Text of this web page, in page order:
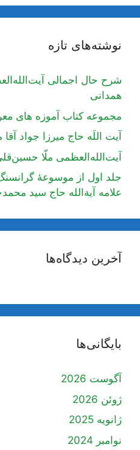
نوشته‌های تازه
شرح حال اجمالی
همدانی
مجموعه کتاب آموزه های
آیت اللَه حاج میرزا جواد
آیت‌الله‌العظمی ملّا
جلد اول از موسوعۀ
علامه آیة‌الله حاج سید
آخرین دیدگاه‌ها
بایگانی‌ها
آگوست 2026
ژوئن 2026
ژانویه 2025
نوامبر 2024